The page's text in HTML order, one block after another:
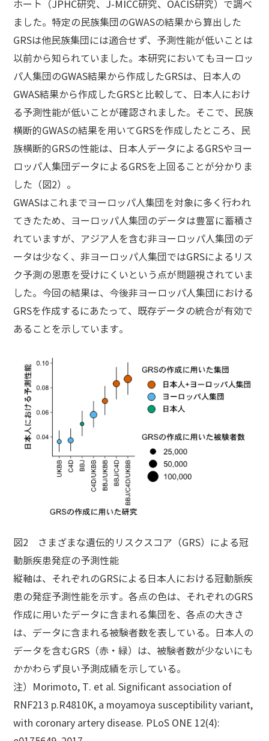
ホート（JPHC研究、J-MICC研究、OACIS研究）で調べ
ました。特定の民族集団のGWASの結果から算出した
GRSは他民族集団には適合せず、予測性能が低いことは
以前から知られていました。本研究においてもヨーロッ
パ人集団のGWAS結果から作成したGRSは、日本人の
GWAS結果から作成したGRSと比較して、日本人におけ
る予測性能が低いことが確認されました。そこで、民族
横断的GWASの結果を用いてGRSを作成したところ、民
族横断的GRSの性能は、日本人データによるGRSやヨー
ロッパ人集団データによるGRSを上回ることが分かりま
した（図2）。
GWASはこれまでヨーロッパ人集団を対象に多く行われ
てきたため、ヨーロッパ人集団のデータは豊富に蓄積さ
れていますが、アジア人を含む非ヨーロッパ人集団のデ
ータは少なく、非ヨーロッパ人集団ではGRSによるリス
ク予測の恩恵を受けにくいという点が問題視されていま
した。今回の結果は、今後非ヨーロッパ人集団における
GRSを作成するにあたって、既存データの統合が有効で
あることを示しています。
図2 さまざまな遺伝的リスクスコア（GRS）による冠
動脈疾患発症の予測性能
縦軸は、それぞれのGRSによる日本人における冠動脈疾
患の発症予測性能を示す。各点の色は、それぞれのGRS
作成に用いたデータに含まれる集団を、各点の大きさ
は、データに含まれる被験者数を表している。日本人の
データを含むGRS（赤・緑）は、被験者数が少ないにも
かかわらず良い予測成績を示している。
注）Morimoto, T. et al. Significant association of
RNF213 p.R4810K, a moyamoya susceptibility variant,
with coronary artery disease. PLoS ONE 12(4):